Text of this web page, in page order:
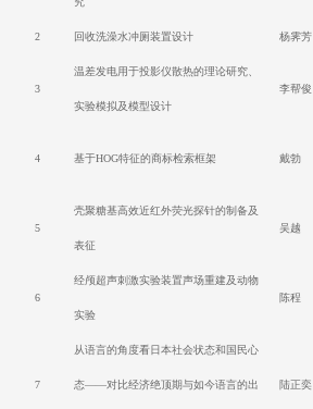
2 回收洗澡水冲厕装置设计 杨霁芳
3
温差发电用于投影仪散热的理论研究、
实验模拟及模型设计
李帮俊
4 基于HOG特征的商标检索框架 戴勃
5
壳聚糖基高效近红外荧光探针的制备及
表征
吴越
6
经颅超声刺激实验装置声场重建及动物
实验
陈程
7
从语言的角度看日本社会状态和国民心
态——对比经济绝顶期与如今语言的出 陆正奕